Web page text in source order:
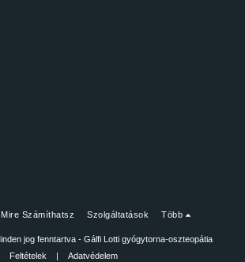
Mire Számíthatsz Szolgáltatások Több
jog fenntartva - Gálfi Lotti gyógytorna-oszteopátia
Feltételek | Adatvédelem